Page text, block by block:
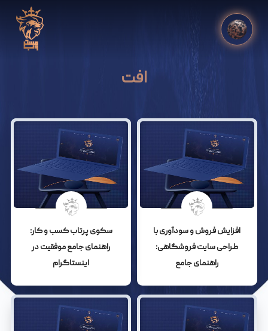
افت
افزایش فروش و سودآوری با
طراحی سایت فروشگاهی:
راهنمای جامع
سکوی پرتاب کسب و کار:
راهنمای جامع موفقیت در
اینستاگرام